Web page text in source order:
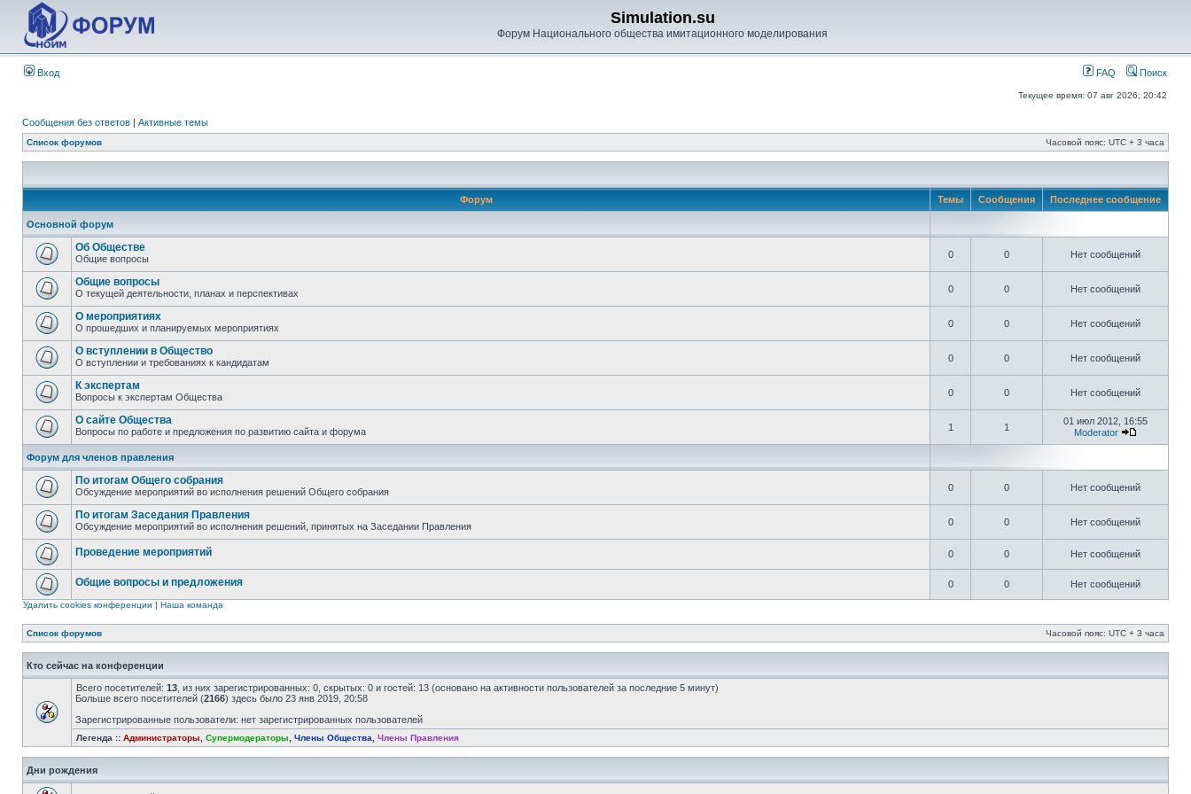
Simulation.su
Форум Национального общества имитационного моделирования
Вход FAQ Поиск
Текущее время: 07 авг 2026, 20:42
Сообщения без ответов | Активные темы
Список форумов Часовой пояс: UTC + 3 часа
Форум Темы Сообщения Последнее сообщение
Основной форум
Об Обществе
Общие вопросы 0 0 Нет сообщений
Общие вопросы
О текущей деятельности, планах и перспективах 0 0 Нет сообщений
О мероприятиях
О прошедших и планируемых мероприятиях 0 0 Нет сообщений
О вступлении в Общество
О вступлении и требованиях к кандидатам 0 0 Нет сообщений
К экспертам
Вопросы к экспертам Общества 0 0 Нет сообщений
О сайте Общества
Вопросы по работе и предложения по развитию сайта и форума 1 1
01 июл 2012, 16:55
Moderator
Форум для членов правления
По итогам Общего собрания
Обсуждение мероприятий во исполнения решений Общего собрания 0 0 Нет сообщений
По итогам Заседания Правления
Обсуждение мероприятий во исполнения решений, принятых на Заседании Правления 0 0 Нет сообщений
Проведение мероприятий 0 0 Нет сообщений
Общие вопросы и предложения 0 0 Нет сообщений
Удалить cookies конференции | Наша команда
Список форумов Часовой пояс: UTC + 3 часа
Кто сейчас на конференции
Всего посетителей: 13 , из них зарегистрированных: 0, скрытых: 0 и гостей: 13 (основано на активности пользователей за последние 5 минут)
Больше всего посетителей (2166) здесь было 23 янв 2019, 20:58
Зарегистрированные пользователи: нет зарегистрированных пользователей
Легенда :: Администраторы Супермодераторы Члены Общества Члены Правления
Дни рождения